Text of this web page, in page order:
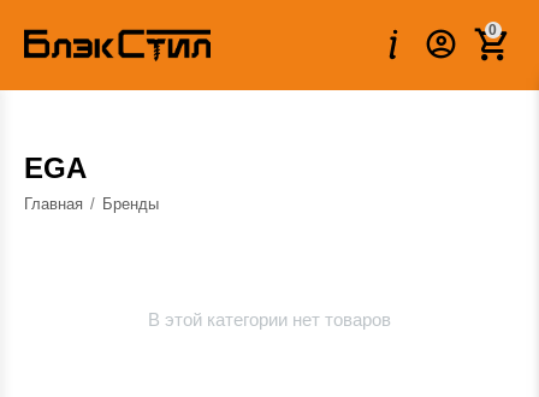
0
EGA
Главная / Бренды
В этой категории нет товаров